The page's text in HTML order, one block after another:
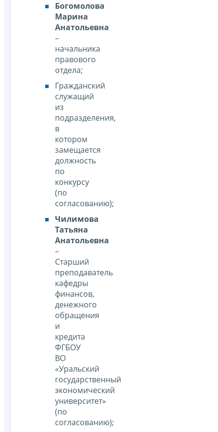
Богомолова
Марина
Анатольевна
–
начальника
правового
отдела;
Гражданский
служащий
из
подразделения,
в
котором
замещается
должность
по
конкурсу
(по
согласованию);
Чилимова
Татьяна
Анатольевна
–
Старший
преподаватель
кафедры
финансов,
денежного
обращения
и
кредита
ФГБОУ
ВО
«Уральский
государственный
экономический
университет»
(по
согласованию);